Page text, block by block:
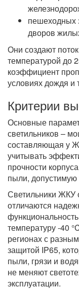
пешеходных
дворов
Они создают
температурой до
коэффициент
условиях дождя и
Критерии
Основные
светильников –
составляющая у
учитывать
прочности
пыли, допустимую
Светильники
отличаются
температуру -40
регионах с
защитой IP65,
пыли, грязи и
не меняют
эксплуатации.